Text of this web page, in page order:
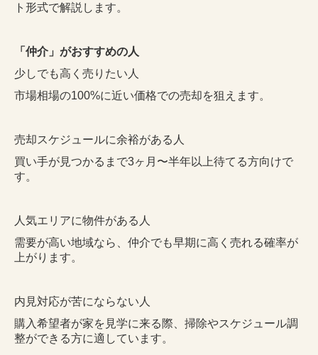
ト形式で解説します。
「仲介」がおすすめの人
少しでも高く売りたい人
市場相場の100%に近い価格での売却を狙えます。
売却スケジュールに余裕がある人
買い手が見つかるまで3ヶ月〜半年以上待てる方向けで
す。
人気エリアに物件がある人
需要が高い地域なら、仲介でも早期に高く売れる確率が
上がります。
内見対応が苦にならない人
購入希望者が家を見学に来る際、掃除やスケジュール調
整ができる方に適しています。